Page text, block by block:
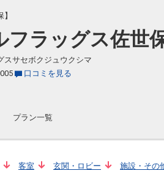
フラッグス佐世
スサセボクジュウクシマ
口コミを見る
プラン一覧
客室 玄関・ロビー 施設・その